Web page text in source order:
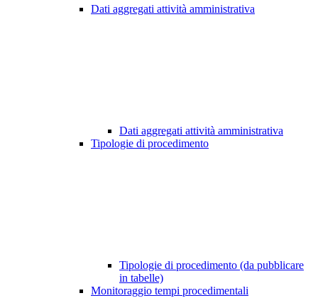
Dati aggregati attività amministrativa
Dati aggregati attività amministrativa
Tipologie di procedimento
Tipologie di procedimento (da pubblicare
in tabelle)
Monitoraggio tempi procedimentali